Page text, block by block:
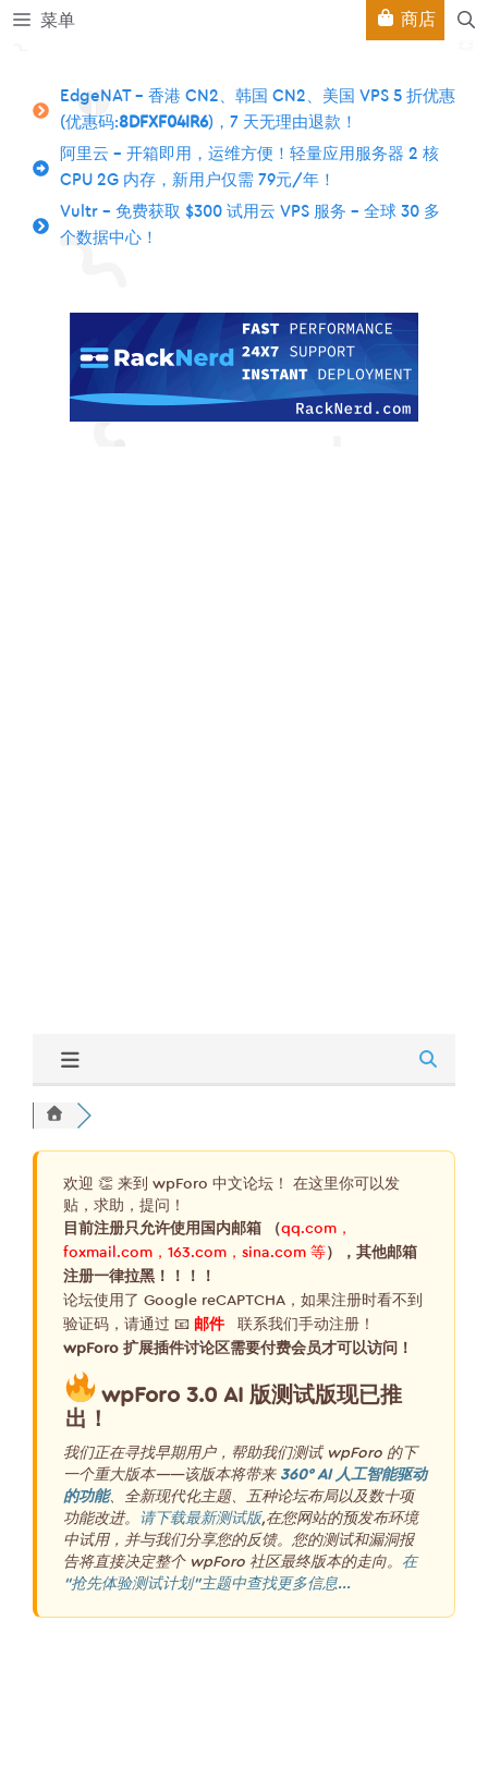
跳
菜单 商店
EdgeNAT – 香港 CN2、韩国 CN2、美国 VPS 5 折优惠
(优惠码:8DFXF04IR6)，7 天无理由退款！
阿里云 – 开箱即用，运维方便！轻量应用服务器 2 核
CPU 2G 内存，新用户仅需 79元/年！
Vultr – 免费获取 $300 试用云 VPS 服务 – 全球 30 多
个数据中心！
欢迎 👏 来到 wpForo 中文论坛！ 在这里你可以发
贴，求助，提问！
目前注册只允许使用国内邮箱 （qq.com，
foxmail.com，163.com，sina.com 等），其他邮箱
注册一律拉黑！！！！
论坛使用了 Google reCAPTCHA，如果注册时看不到
验证码，请通过 📧 邮件联系我们手动注册！
wpForo 扩展插件讨论区需要付费会员才可以访问！
wpForo 3.0 AI 版测试版现已推
出！
我们正在寻找早期用户，帮助我们测试 wpForo 的下
一个重大版本——该版本将带来 360° AI 人工智能驱动
的功能、全新现代化主题、五种论坛布局以及数十项
功能改进。 请下载最新测试版,在您网站的预发布环境
中试用，并与我们分享您的反馈。您的测试和漏洞报
告将直接决定整个 wpForo 社区最终版本的走向。 在
“抢先体验测试计划”主题中查找更多信息...